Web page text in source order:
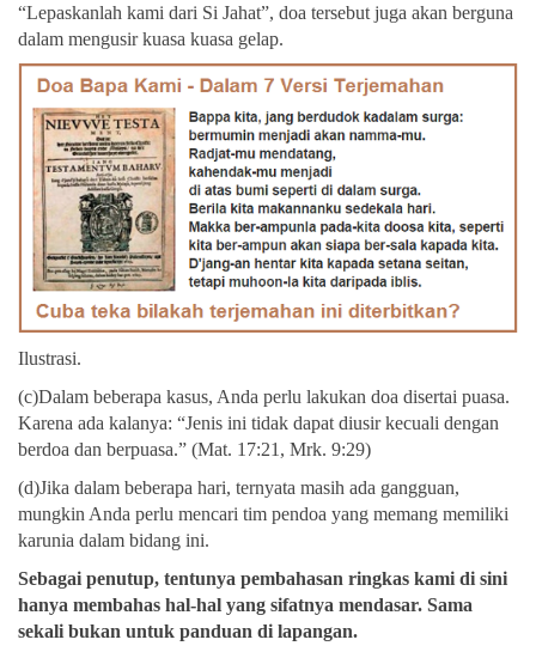
“Lepaskanlah kami dari Si Jahat”, doa tersebut juga akan berguna
dalam mengusir kuasa kuasa gelap.
Ilustrasi.
(c)Dalam beberapa kasus, Anda perlu lakukan doa disertai puasa.
Karena ada kalanya: “Jenis ini tidak dapat diusir kecuali dengan
berdoa dan berpuasa.” (Mat. 17:21, Mrk. 9:29)
(d)Jika dalam beberapa hari, ternyata masih ada gangguan,
mungkin Anda perlu mencari tim pendoa yang memang memiliki
karunia dalam bidang ini.
Sebagai penutup, tentunya pembahasan ringkas kami di sini
hanya membahas hal-hal yang sifatnya mendasar. Sama
sekali bukan untuk panduan di lapangan.